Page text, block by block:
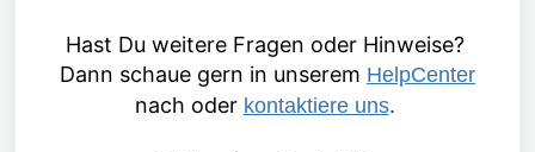
Hast Du weitere Fragen oder Hinweise?
Dann schaue gern in unserem HelpCenter
nach oder kontaktiere uns.